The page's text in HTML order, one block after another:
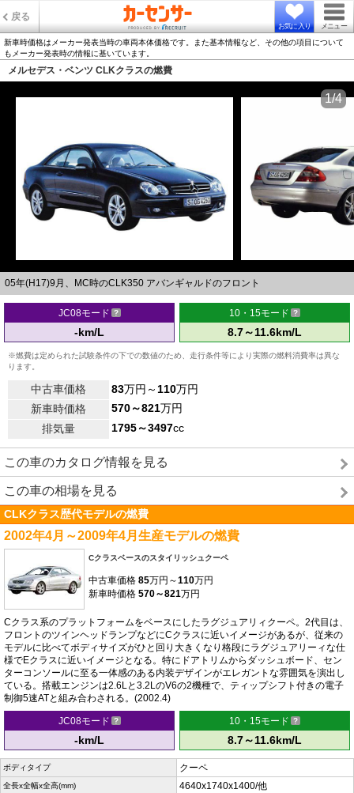
戻る
お気に入り メニュー
新車時価格はメーカー発表当時の車両本体価格です。また基本情報など、その他の項目について
もメーカー発表時の情報に基いています。
メルセデス・ベンツ CLKクラスの燃費
05年(H17)9月、MC時のCLK350 アバンギャルドのフロント
1/4
JC08モード
-km/L
10・15モード
8.7～11.6km/L
※燃費は定められた試験条件の下での数値のため、走行条件等により実際の燃料消費率は異な
ります。
中古車価格 83万円～110万円
新車時価格
570～821万円
排気量
1795～3497cc
この車のカタログ情報を見る
この車の相場を見る
CLKクラス歴代モデルの燃費
2002年4月～2009年4月生産モデルの燃費
Cクラスベースのスタイリッシュクーペ
中古車価格 85万円～110万円
新車時価格 570～821万円
Cクラス系のプラットフォームをベースにしたラグジュアリィクーペ。2代目は、
フロントのツインヘッドランプなどにCクラスに近いイメージがあるが、従来の
モデルに比べてボディサイズがひと回り大きくなり格段にラグジュアリーィな仕
様でEクラスに近いイメージとなる。特にドアトリムからダッシュボード、セン
ターコンソールに至る一体感のある内装デザインがエレガントな雰囲気を演出し
ている。搭載エンジンは2.6Lと3.2LのV6の2機種で、ティップシフト付きの電子
制御5速ATと組み合わされる。(2002.4)
JC08モード
-km/L
10・15モード
8.7～11.6km/L
ボディタイプ クーペ
全長x全幅x全高(mm) 4640x1740x1400/他